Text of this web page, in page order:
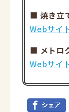
■ 焼き立
Webサイ
■ メトロ
Webサイ